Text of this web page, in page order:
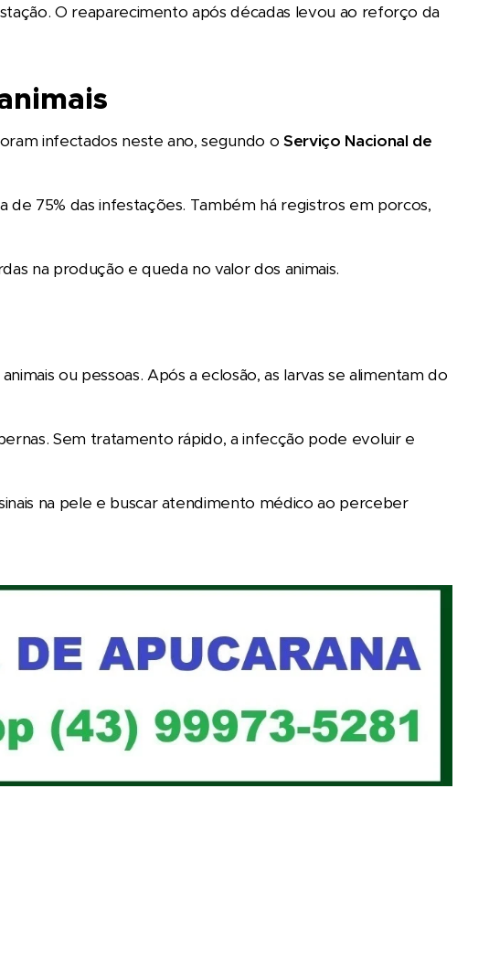
O reaparecimento após décadas levou ao reforço da
infectados neste ano, segundo o Serviço Nacional de
75% das infestações. Também há registros em porcos,
na produção e queda no valor dos animais.
ou pessoas. Após a eclosão, as larvas se alimentam do
Sem tratamento rápido, a infecção pode evoluir e
na pele e buscar atendimento médico ao perceber